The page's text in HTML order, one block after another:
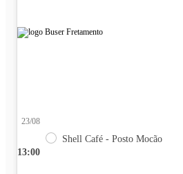
13:00
23/08
Shell Café - Posto Mocão